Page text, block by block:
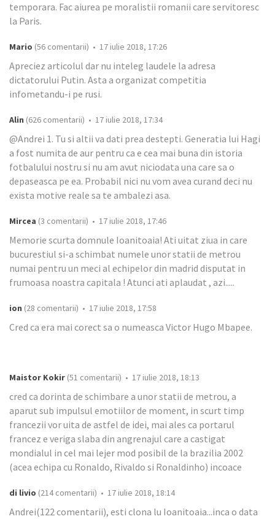
temporara. Fac aiurea pe moralistii romanii care servitoresc
la Paris.
Mario (56 comentarii) • 17 iulie 2018, 17:26
Apreciez articolul dar nu inteleg laudele la adresa
dictatorului Putin. Asta a organizat competitia
infometandu-i pe rusi.
Alin (626 comentarii) • 17 iulie 2018, 17:34
@Andrei 1. Tu si altii va dati prea destepti. Generatia lui Hagi
a fost numita de aur pentru ca e cea mai buna din istoria
fotbalului nostru si nu am avut niciodata una care sa o
depaseasca pe ea. Probabil nici nu vom avea curand deci nu
exista motive reale sa te ambalezi asa.
Mircea (3 comentarii) • 17 iulie 2018, 17:46
Memorie scurta domnule Ioanitoaia! Ati uitat ziua in care
bucurestiul si-a schimbat numele unor statii de metrou
numai pentru un meci al echipelor din madrid disputat in
frumoasa noastra capitala ! Atunci ati aplaudat , azi.....
ion (28 comentarii) • 17 iulie 2018, 17:58
Cred ca era mai corect sa o numeasca Victor Hugo Mbapee.
Maistor Kokir (51 comentarii) • 17 iulie 2018, 18:13
cred ca dorinta de schimbare a unor statii de metrou, a
aparut sub impulsul emotiilor de moment, in scurt timp
francezii vor uita de astfel de idei, mai ales ca portarul
francez e veriga slaba din angrenajul care a castigat
mondialul in cel mai lejer mod posibil de la brazilia 2002
(acea echipa cu Ronaldo, Rivaldo si Ronaldinho) incoace
di livio (214 comentarii) • 17 iulie 2018, 18:14
Andrei(122 comentarii), esti clona lu Ioanitoaia...inca o data